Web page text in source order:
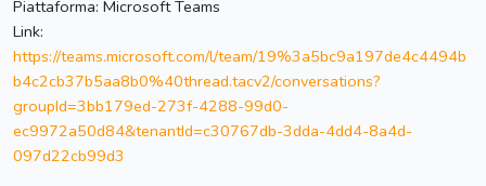
Piattaforma: Microsoft Teams
Link:
https://teams.microsoft.com/l/team/19%3a5bc9a197de4c4494b
b4c2cb37b5aa8b0%40thread.tacv2/conversations?
groupId=3bb179ed-273f-4288-99d0-
ec9972a50d84&tenantId=c30767db-3dda-4dd4-8a4d-
097d22cb99d3